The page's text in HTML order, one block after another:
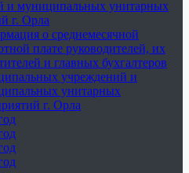
и муниципальных унитарных
г. Орла
о среднемесячной
плате руководителей, их
и главных бухгалтеров
учреждений и
унитарных
г. Орла